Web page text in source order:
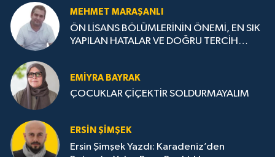
MEHMET MARAŞANLI
ÖN LİSANS BÖLÜMLERİNİN ÖNEMİ, EN SIK
YAPILAN HATALAR VE DOĞRU TERCİH
EMIYRA BAYRAK
ÇOCUKLAR ÇİÇEKTİR SOLDURMAYALIM
ERSIN ŞIMŞEK
Ersin Şimşek Yazdı: Karadeniz’den